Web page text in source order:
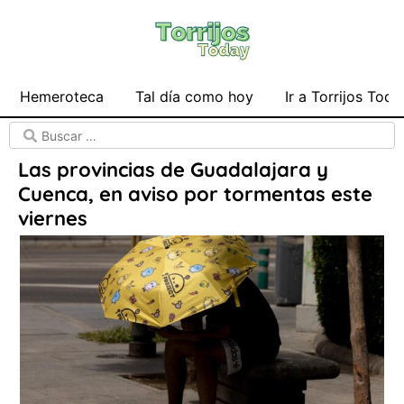
Hemeroteca Tal día como hoy Ir a Torrijos
Las provincias de Guadalajara y
Cuenca, en aviso por tormentas este
viernes